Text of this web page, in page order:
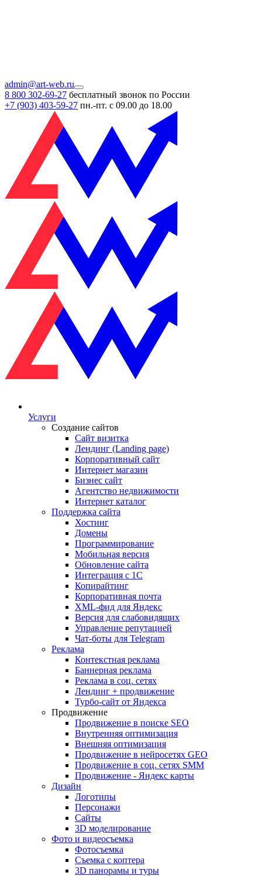
admin@art-web.ru
8 800 302-69-27 бесплатный звонок по России
+7 (903) 403-59-27 пн.-пт. с 09.00 до 18.00
Услуги
Создание сайтов
Сайт визитка
Лендинг (Landing page)
Корпоративный сайт
Интернет магазин
Бизнес сайт
Агентство недвижимости
Интернет каталог
Поддержка сайта
Хостинг
Домены
Программирование
Мобильная версия
Обновление сайта
Интеграция с 1С
Копирайтинг
Корпоративная почта
XML-фид для Яндекс
Версия для слабовидящих
Управление репутацией
Чат-боты для Telegram
Реклама
Контекстная реклама
Баннерная реклама
Реклама в соц. сетях
Лендинг + продвижение
Турбо-сайт от Яндекса
Продвижение
Продвижение в поиске SEO
Внутренняя оптимизация
Внешняя оптимизация
Продвижение в нейросетях GEO
Продвижение в соц. сетях SMM
Продвижение - Яндекс карты
Дизайн
Логотипы
Персонажи
Сайты
3D моделирование
Фото и видеосъемка
Фотосъемка
Съемка с коптера
3D панорамы и туры